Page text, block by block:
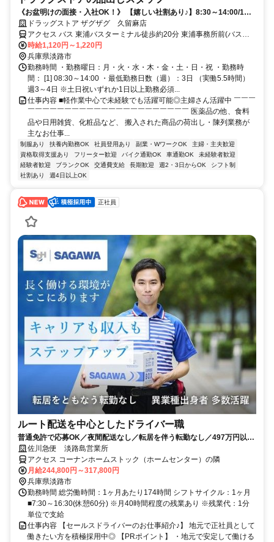
《お盆明けの面接・入社OK！》 【嬉しい社割あり♪】8:30～14:00/1日
5.5h/週3～4日/東浦事務所前バス停徒歩12分
ドラッグストア ザグザグ 久留麻店
アクセス バス 東浦バスターミナル徒歩約20分 東浦事務所前(バス停)
徒歩12分
時給1,120円～1,220円
兵庫県淡路市
勤務時間 ・勤務曜日：月・火・水・木・金・土・日・祝 ・勤務時
間： [1] 08:30～14:00 ・最低勤務日数（週）：3日 （実働5.5時間）
週3～4日 ※土日祝いずれか1日以上勤務必須...
仕事内容 ■軽作業中心で未経験でも活躍可能◎主婦さん活躍中 ￣￣￣
￣￣￣￣￣￣￣￣￣￣￣￣￣￣￣￣￣￣￣￣￣￣ 医薬品の他、食料
品や日用雑貨、化粧品など、 搬入された商品の荷出し・陳列業務が
主なお仕事...
制服あり 扶養内勤務OK 社員登用あり 副業・WワークOK
主婦・主夫歓迎
資格取得支援あり
フリーター歓迎 バイク通勤OK 車通勤OK
未経験者歓迎
経験者歓迎
ブランクOK 交通費支給 長期歓迎 週2・3日からOK
シフト制
社割あり
週4日以上OK
正社員
ルート配送を中心としたドライバー職
普通免許で応募OK／夜間配送なし／転居を伴う転勤なし／497万円以上
も可能！
佐川急便 淡路島営業所
アクセス コーナンホームストック（ホームセンター）の隣
月給244,800円～317,800円
兵庫県淡路市
勤務時間 総労働時間：1ヶ月あたり174時間 シフトサイクル：1ヶ月
■7:30～16:30(休憩60分) ※月40時間程度の残業あり ※残業代：1分
単位で支給
仕事内容 【セールスドライバーのお仕事紹介♪】 地元で正社員として
働きたい方を積極採用中◎ 【PRポイント】 ・地元で安定して働ける